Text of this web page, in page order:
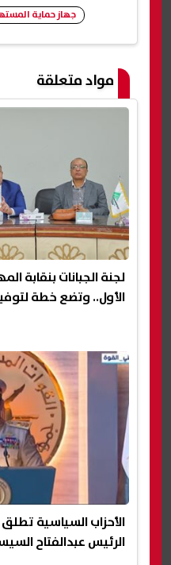
جهاز حماية
مواد متعلقة
لجنة الجبانات بنقابة
الأول.. وتضع خطة
الأحزاب السياسية
الرئيس عبدالفتاح